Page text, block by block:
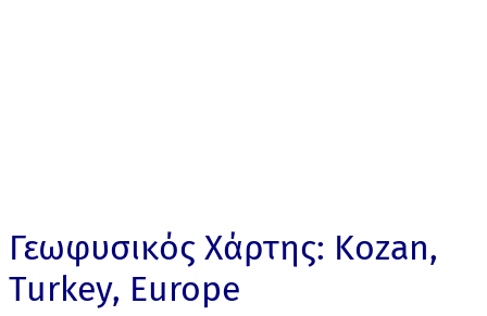
Γεωφυσικός Χάρτης: Kozan,
Turkey, Europe